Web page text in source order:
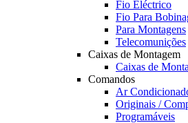
Fio Eléctrico
Fio Para
Para Montagens
Telecomunições
Caixas de Montagem
Caixas de
Comandos
Ar
Originais /
Programáveis